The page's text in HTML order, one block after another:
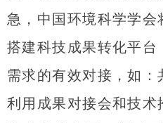
急，中国环境科学学会
搭建科技成果转化平台
需求的有效对接，如
利用成果对接会和技术